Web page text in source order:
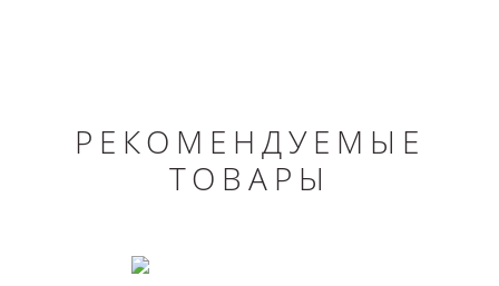
РЕКОМЕНДУЕМЫЕ
ТОВАРЫ